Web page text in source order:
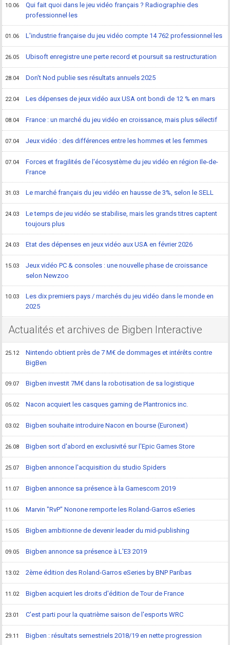
10.06
Qui fait quoi dans le jeu vidéo français ? Radiographie des
professionnel·les
01.06 L'industrie française du jeu vidéo compte 14 762 professionnel·les
26.05 Ubisoft enregistre une perte record et poursuit sa restructuration
28.04 Don't Nod publie ses résultats annuels 2025
22.04 Les dépenses de jeux vidéo aux USA ont bondi de 12 % en mars
08.04 France : un marché du jeu vidéo en croissance, mais plus sélectif
07.04 Jeux vidéo : des différences entre les hommes et les femmes
07.04
Forces et fragilités de l'écosystème du jeu vidéo en région Ile-de-
France
31.03 Le marché français du jeu vidéo en hausse de 3%, selon le SELL
24.03
Le temps de jeu vidéo se stabilise, mais les grands titres captent
toujours plus
24.03 Etat des dépenses en jeux vidéo aux USA en février 2026
15.03
Jeux vidéo PC & consoles : une nouvelle phase de croissance
selon Newzoo
10.03
Les dix premiers pays / marchés du jeu vidéo dans le monde en
2025
Actualités et archives de Bigben Interactive
25.12
Nintendo obtient près de 7 M€ de dommages et intérêts contre
BigBen
09.07 Bigben investit 7M€ dans la robotisation de sa logistique
05.02 Nacon acquiert les casques gaming de Plantronics inc.
03.02 Bigben souhaite introduire Nacon en bourse (Euronext)
26.08 Bigben sort d'abord en exclusivité sur l'Epic Games Store
25.07 Bigben annonce l'acquisition du studio Spiders
11.07 Bigben annonce sa présence à la Gamescom 2019
11.06 Marvin "RvP" Nonone remporte les Roland-Garros eSeries
15.05 Bigben ambitionne de devenir leader du mid-publishing
09.05 Bigben annonce sa présence à L'E3 2019
13.02 2ème édition des Roland-Garros eSeries by BNP Paribas
11.02 Bigben acquiert les droits d'édition de Tour de France
23.01 C'est parti pour la quatrième saison de l'esports WRC
29.11 Bigben : résultats semestriels 2018/19 en nette progression